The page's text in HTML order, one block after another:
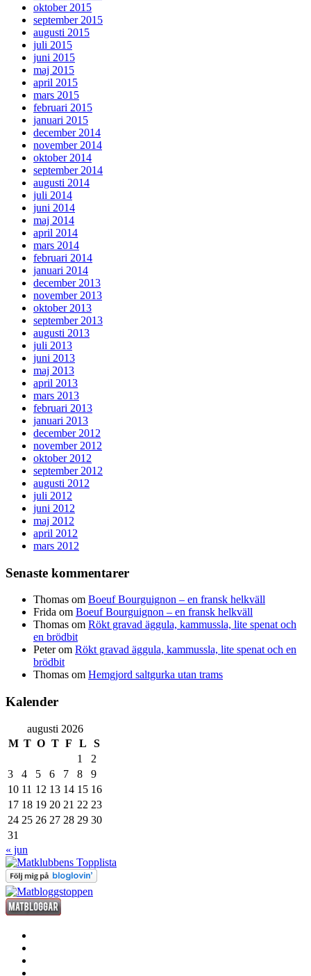
oktober 2015
september 2015
augusti 2015
juli 2015
juni 2015
maj 2015
april 2015
mars 2015
februari 2015
januari 2015
december 2014
november 2014
oktober 2014
september 2014
augusti 2014
juli 2014
juni 2014
maj 2014
april 2014
mars 2014
februari 2014
januari 2014
december 2013
november 2013
oktober 2013
september 2013
augusti 2013
juli 2013
juni 2013
maj 2013
april 2013
mars 2013
februari 2013
januari 2013
december 2012
november 2012
oktober 2012
september 2012
augusti 2012
juli 2012
juni 2012
maj 2012
april 2012
mars 2012
Senaste kommentarer
Thomas om Boeuf Bourguignon – en fransk helkväll
Frida om Boeuf Bourguignon – en fransk helkväll
Thomas om Rökt gravad äggula, kammussla, lite spenat och
en brödbit
Peterom Rökt gravad äggula, kammussla, lite spenat och en
brödbit
Thomas om Hemgjord saltgurka utan trams
Kalender
augusti 2026
M T O T F L
S
1
2
3
4 5 6 7 8
9
10 11 12 13 14 15 16
17 18 19 20 21 22 23
24 25 26 27 28 29 30
31
« jun